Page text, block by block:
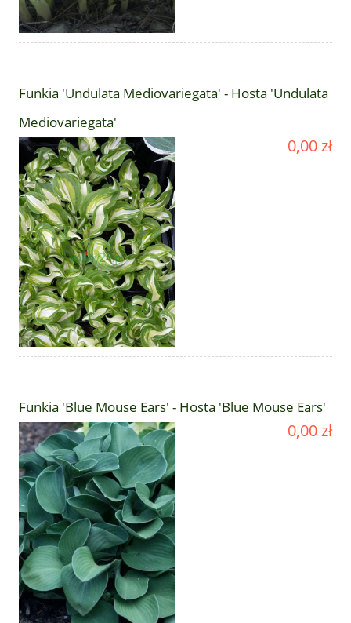
Funkia 'Undulata Mediovariegata' - Hosta 'Undulata
Mediovariegata'
0,00 zł
Funkia 'Blue Mouse Ears' - Hosta 'Blue Mouse Ears'
0,00 zł